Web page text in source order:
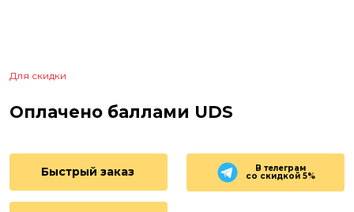
Для скидки
Оплачено баллами UDS
Быстрый заказ В телеграм
со скидкой 5%